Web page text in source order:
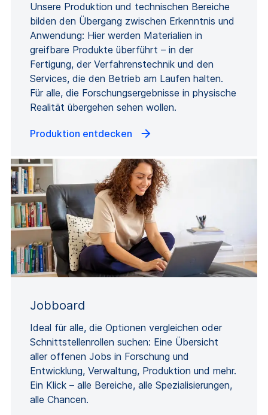
Unsere Produktion und technischen Bereiche
bilden den Übergang zwischen Erkenntnis und
Anwendung: Hier werden Materialien in
greifbare Produkte überführt – in der
Fertigung, der Verfahrenstechnik und den
Services, die den Betrieb am Laufen halten.
Für alle, die Forschungsergebnisse in physische
Realität übergehen sehen wollen.
Produktion entdecken
Jobboard
Ideal für alle, die Optionen vergleichen oder
Schnittstellenrollen suchen: Eine Übersicht
aller offenen Jobs in Forschung und
Entwicklung, Verwaltung, Produktion und mehr.
Ein Klick – alle Bereiche, alle Spezialisierungen,
alle Chancen.